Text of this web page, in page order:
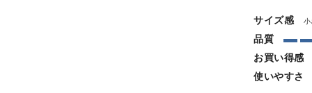
サイズ感
品質
お買い得感
使いやすさ